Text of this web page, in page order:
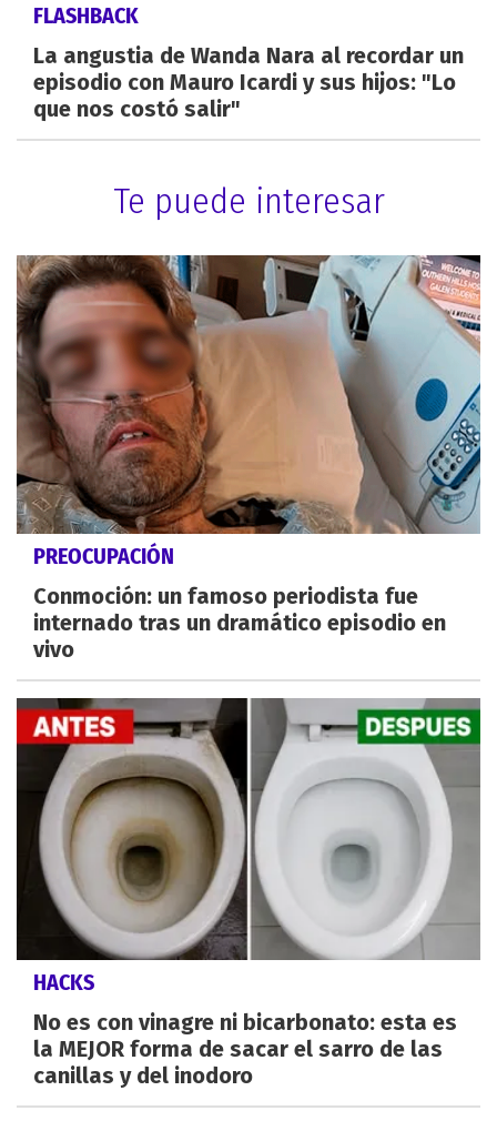
FLASHBACK
La angustia de Wanda Nara al recordar un
episodio con Mauro Icardi y sus hijos: "Lo
que nos costó salir"
Te puede interesar
PREOCUPACIÓN
Conmoción: un famoso periodista fue
internado tras un dramático episodio en
vivo
HACKS
No es con vinagre ni bicarbonato: esta es
la MEJOR forma de sacar el sarro de las
canillas y del inodoro